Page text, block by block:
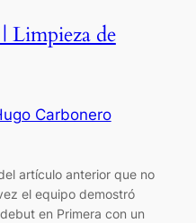
Limpieza de
Carbonero
artículo anterior que no
el equipo demostró
en Primera con un